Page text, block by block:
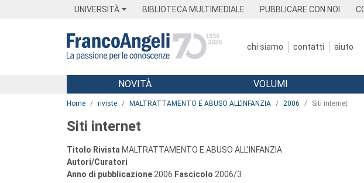
UNIVERSITÀ BIBLIOTECA MULTIMEDIALE PUBBLICARE CON NOI
chi siamo contatti aiuto
Menu
NOVITÀ VOLUMI
Home riviste MALTRATTAMENTO E ABUSO ALL’INFANZIA 2006 Siti internet
Siti internet
Titolo Rivista MALTRATTAMENTO E ABUSO ALL’INFANZIA
Autori/Curatori
Anno di pubblicazione 2006 Fascicolo 2006/3